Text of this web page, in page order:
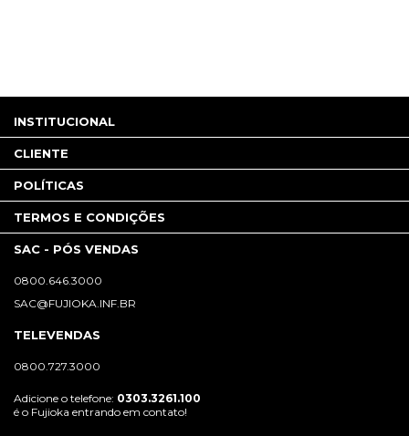
INSTITUCIONAL
CLIENTE
POLÍTICAS
TERMOS E CONDIÇÕES
SAC - PÓS VENDAS
0800.646.3000
SAC@FUJIOKA.INF.BR
TELEVENDAS
0800.727.3000
Adicione o telefone: 0303.3261.100
é o Fujioka entrando em contato!